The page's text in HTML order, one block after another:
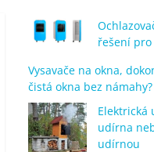
řešení
Vysavače na okna,
čistá okna bez námahy?
Elektrická
udírna
udírnou